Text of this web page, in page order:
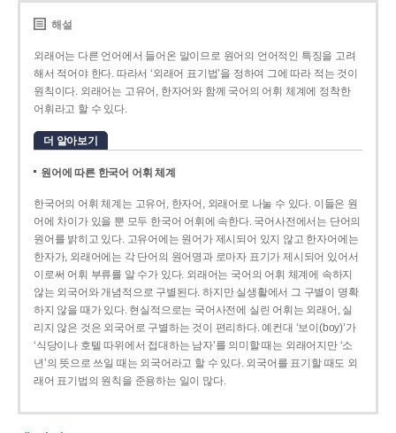
해설
외래어는 다른 언어에서 들어온 말이므로 원어의 언어적인 특징을 고려
해서 적어야 한다. 따라서 ‘외래어 표기법’을 정하여 그에 따라 적는 것이
원칙이다. 외래어는 고유어, 한자어와 함께 국어의 어휘 체계에 정착한
어휘라고 할 수 있다.
더 알아보기
원어에 따른 한국어 어휘 체계
한국어의 어휘 체계는 고유어, 한자어, 외래어로 나눌 수 있다. 이들은 원
어에 차이가 있을 뿐 모두 한국어 어휘에 속한다. 국어사전에서는 단어의
원어를 밝히고 있다. 고유어에는 원어가 제시되어 있지 않고 한자어에는
한자가, 외래어에는 각 단어의 원어명과 로마자 표기가 제시되어 있어서
이로써 어휘 부류를 알 수가 있다. 외래어는 국어의 어휘 체계에 속하지
않는 외국어와 개념적으로 구별된다. 하지만 실생활에서 그 구별이 명확
하지 않을 때가 있다. 현실적으로는 국어사전에 실린 어휘는 외래어, 실
리지 않은 것은 외국어로 구별하는 것이 편리하다. 예컨대 ‘보이(boy)’가
‘식당이나 호텔 따위에서 접대하는 남자’를 의미할 때는 외래어지만 ‘소
년’의 뜻으로 쓰일 때는 외국어라고 할 수 있다. 외국어를 표기할 때도 외
래어 표기법의 원칙을 준용하는 일이 많다.